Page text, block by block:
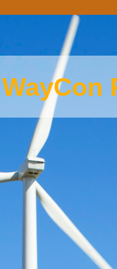
WayCon